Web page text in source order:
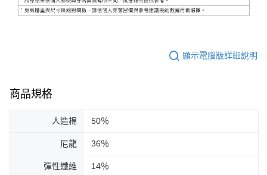
顯示電腦版詳細說明
商品規格
人造棉 50％
尼龍 36％
彈性纖維 14％